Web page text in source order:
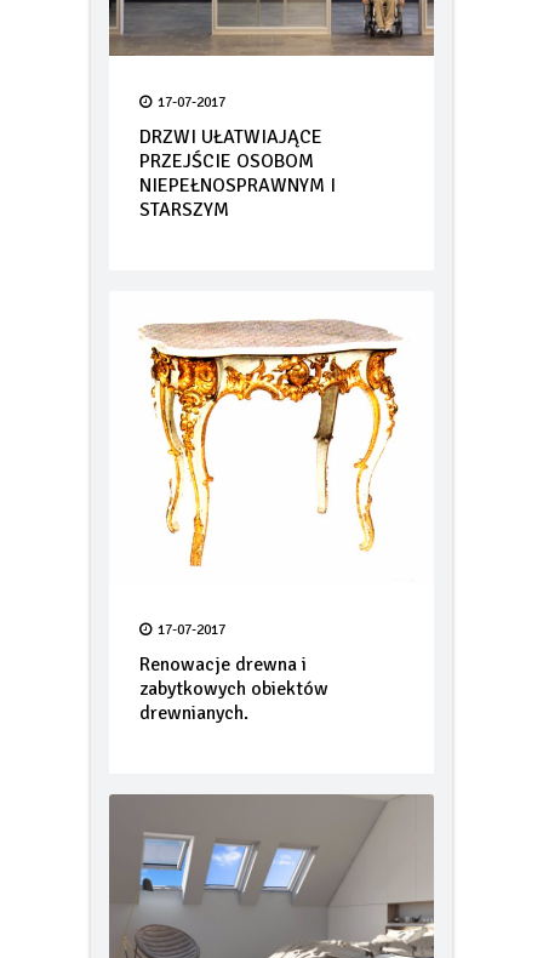
17-07-2017
DRZWI UŁATWIAJĄCE
PRZEJŚCIE OSOBOM
NIEPEŁNOSPRAWNYM I
STARSZYM
17-07-2017
Renowacje drewna i
zabytkowych obiektów
drewnianych.